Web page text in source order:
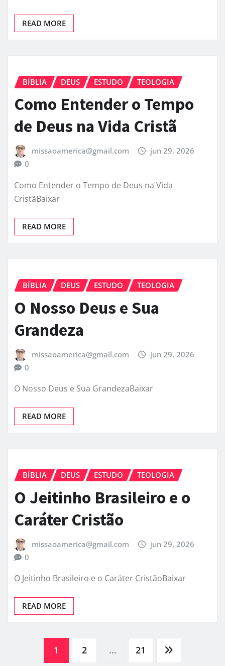
READ MORE
BÍBLIA DEUS ESTUDO TEOLOGIA
Como Entender o Tempo
de Deus na Vida Cristã
missaoamerica@gmail.com
jun 29, 2026
0
Como Entender o Tempo de Deus na Vida
CristãBaixar
READ MORE
BÍBLIA DEUS ESTUDO TEOLOGIA
O Nosso Deus e Sua
Grandeza
missaoamerica@gmail.com
jun 29, 2026
0
O Nosso Deus e Sua GrandezaBaixar
READ MORE
BÍBLIA DEUS ESTUDO TEOLOGIA
O Jeitinho Brasileiro e o
Caráter Cristão
missaoamerica@gmail.com
jun 29, 2026
0
O Jeitinho Brasileiro e o Caráter CristãoBaixar
READ MORE
Paginação
1 2 … 21